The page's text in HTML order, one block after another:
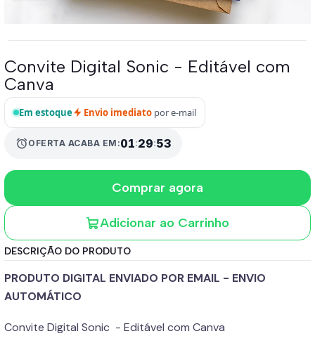
Convite Digital Sonic - Editável com
Canva
Em estoque Envio imediato por e-mail
alarmOFERTA ACABA EM:01:29:51
Adicionar ao Carrinho
Comprar agora
DESCRIÇÃO DO PRODUTO
PRODUTO DIGITAL ENVIADO POR EMAIL - ENVIO
AUTOMÁTICO
Convite Digital Sonic - Editável com Canva